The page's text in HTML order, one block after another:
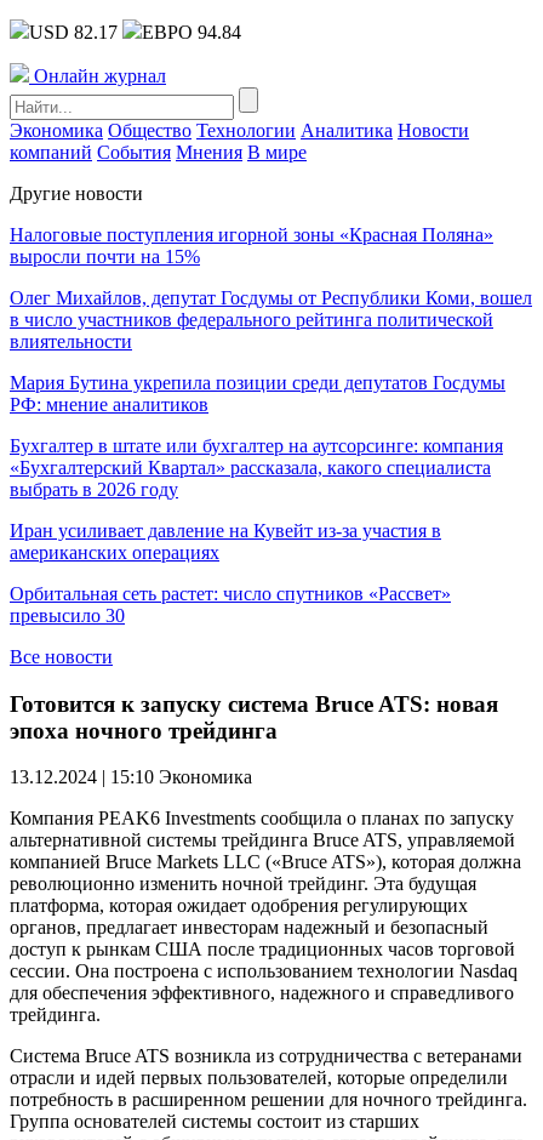
USD 82.17 ЕВРО 94.84
Онлайн журнал
Экономика Общество Технологии Аналитика Новости
компаний События Мнения В мире
Другие новости
Налоговые поступления игорной зоны «Красная Поляна»
выросли почти на 15%
Олег Михайлов, депутат Госдумы от Республики Коми, вошел
в число участников федерального рейтинга политической
влиятельности
Мария Бутина укрепила позиции среди депутатов Госдумы
РФ: мнение аналитиков
Бухгалтер в штате или бухгалтер на аутсорсинге: компания
«Бухгалтерский Квартал» рассказала, какого специалиста
выбрать в 2026 году
Иран усиливает давление на Кувейт из-за участия в
американских операциях
Орбитальная сеть растет: число спутников «Рассвет»
превысило 30
Все новости
Готовится к запуску система Bruce ATS: новая
эпоха ночного трейдинга
13.12.2024 | 15:10 Экономика
Компания PEAK6 Investments сообщила о планах по запуску
альтернативной системы трейдинга Bruce ATS, управляемой
компанией Bruce Markets LLC («Bruce ATS»), которая должна
революционно изменить ночной трейдинг. Эта будущая
платформа, которая ожидает одобрения регулирующих
органов, предлагает инвесторам надежный и безопасный
доступ к рынкам США после традиционных часов торговой
сессии. Она построена с использованием технологии Nasdaq
для обеспечения эффективного, надежного и справедливого
трейдинга.
Система Bruce ATS возникла из сотрудничества с ветеранами
отрасли и идей первых пользователей, которые определили
потребность в расширенном решении для ночного трейдинга.
Группа основателей системы состоит из старших